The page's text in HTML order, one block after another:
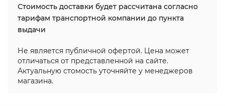
Стоимость доставки будет рассчитана согласно
тарифам транспортной компании до пункта
выдачи
Не является публичной офертой. Цена может
отличаться от представленной на сайте.
Актуальную стомость уточняйте у менеджеров
магазина.